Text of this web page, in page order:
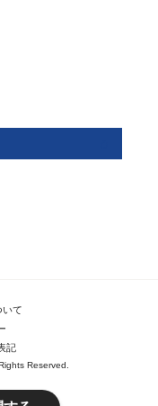
いて
記
Reserved.